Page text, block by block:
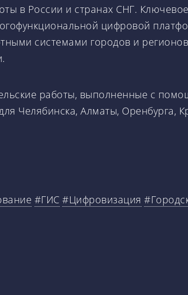
в России и странах СНГ.
цифровой
системами городов и
работы, выполненные с
Челябинска, Алматы, Оренбурга,
#ГИС #Цифровизация